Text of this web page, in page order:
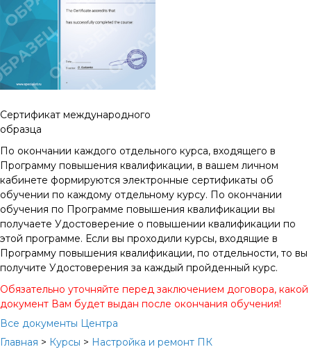
Cертификат международного
образца
По окончании каждого отдельного курса, входящего в
Программу повышения квалификации, в вашем личном
кабинете формируются электронные сертификаты об
обучении по каждому отдельному курсу. По окончании
обучения по Программе повышения квалификации вы
получаете Удостоверение о повышении квалификации по
этой программе. Если вы проходили курсы, входящие в
Программу повышения квалификации, по отдельности, то вы
получите Удостоверения за каждый пройденный курс.
Обязательно уточняйте перед заключением договора, какой
документ Вам будет выдан после окончания обучения!
Все документы Центра
Главная > Курсы > Настройка и ремонт ПК